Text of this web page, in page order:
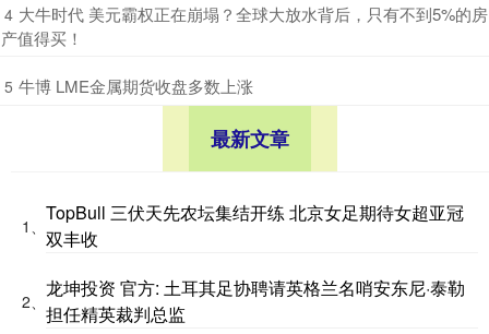
4 ​大牛时代 美元霸权正在崩塌？全球大放水背后，只有不到5%的房
产值得买！
5 ​牛博 LME金属期货收盘多数上涨
最新文章
1、
TopBull 三伏天先农坛集结开练 北京女足期待女超亚冠
双丰收
2、
龙坤投资 官方: 土耳其足协聘请英格兰名哨安东尼·泰勒
担任精英裁判总监